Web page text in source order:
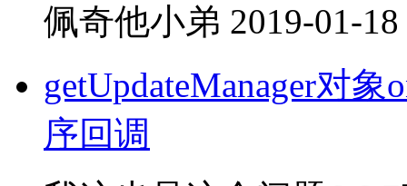
佩奇他小弟 2019-01-
getUpdateManager对
序回调